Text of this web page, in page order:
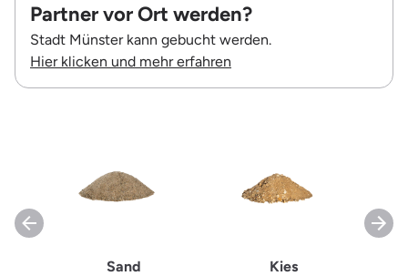
Partner vor Ort werden?
Stadt Münster kann gebucht werden.
Hier klicken und mehr erfahren
Sand Kies